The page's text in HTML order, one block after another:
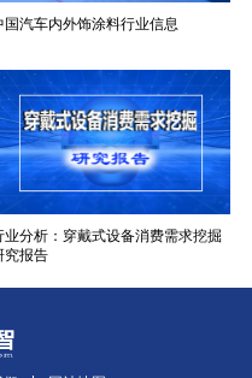
国汽车内外饰涂料行业信息
业分析：穿戴式设备消费需求挖掘
究报告